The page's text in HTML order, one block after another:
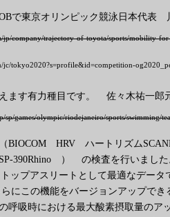
で東京オリンピック競泳日本代表
jp/company/trajectory-of-toyota/sports/mobility-
jc/tokyo2020?s=profile&id=competition-
ます有力種目です。
佐々木祐一郎
sp/games/olympic/riodejaneiro/sports/swimming/
BIOCOM HRV ハートリズム
390Rhino ）
の検査を行いまし
ップアスリートとして最適なデー
にこの機能をバージョンアップで
呼吸時における最大酸素摂取量の